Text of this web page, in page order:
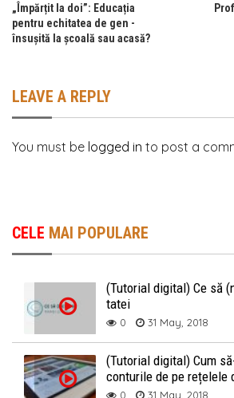
„Împărțit la doi”: Educația
pentru echitatea de gen -
însușită la școală sau acasă?
LEAVE A REPLY
You must be logged in to post a
CELE MAI POPULARE
(Tutorial digital) Ce să
tatei
0 31 May, 2018
(Tutorial digital) Cum
conturile de pe rețelele
0 31 May, 2018